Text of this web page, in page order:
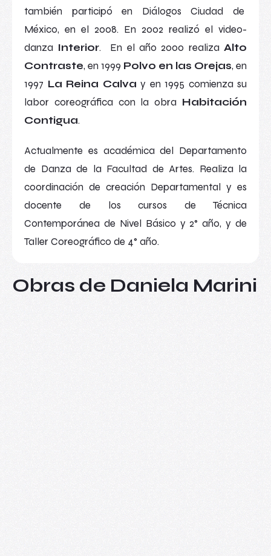
también participó en Diálogos Ciudad de
México, en el 2008. En 2002 realizó el video-
danza Interior. En el año 2000 realiza Alto
Contraste, en 1999 Polvo en las Orejas, en
1997 La Reina Calva y en 1995 comienza su
labor coreográfica con la obra Habitación
Contigua.
Actualmente es académica del Departamento
de Danza de la Facultad de Artes. Realiza la
coordinación de creación Departamental y es
docente de los cursos de Técnica
Contemporánea de Nivel Básico y 2° año, y de
Taller Coreográfico de 4° año.
Obras de Daniela Marini